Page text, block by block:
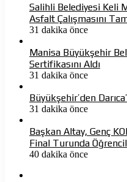
Salihli Belediyesi Keli
Asfalt Çalışmasını
31 dakika önce
Manisa Büyükşehir
Sertifikasını Aldı
31 dakika önce
Büyükşehir’den
31 dakika önce
Başkan Altay, Genç
Final Turunda
40 dakika önce